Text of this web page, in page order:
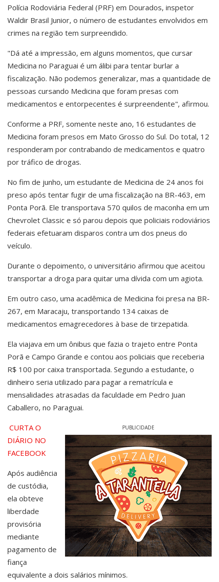
Polícia Rodoviária Federal (PRF) em Dourados, inspetor
Waldir Brasil Junior, o número de estudantes envolvidos em
crimes na região tem surpreendido.
"Dá até a impressão, em alguns momentos, que cursar
Medicina no Paraguai é um álibi para tentar burlar a
fiscalização. Não podemos generalizar, mas a quantidade de
pessoas cursando Medicina que foram presas com
medicamentos e entorpecentes é surpreendente", afirmou.
Conforme a PRF, somente neste ano, 16 estudantes de
Medicina foram presos em Mato Grosso do Sul. Do total, 12
responderam por contrabando de medicamentos e quatro
por tráfico de drogas.
No fim de junho, um estudante de Medicina de 24 anos foi
preso após tentar fugir de uma fiscalização na BR-463, em
Ponta Porã. Ele transportava 570 quilos de maconha em um
Chevrolet Classic e só parou depois que policiais rodoviários
federais efetuaram disparos contra um dos pneus do
veículo.
Durante o depoimento, o universitário afirmou que aceitou
transportar a droga para quitar uma dívida com um agiota.
Em outro caso, uma acadêmica de Medicina foi presa na BR-
267, em Maracaju, transportando 134 caixas de
medicamentos emagrecedores à base de tirzepatida.
Ela viajava em um ônibus que fazia o trajeto entre Ponta
Porã e Campo Grande e contou aos policiais que receberia
R$ 100 por caixa transportada. Segundo a estudante, o
dinheiro seria utilizado para pagar a rematrícula e
mensalidades atrasadas da faculdade em Pedro Juan
Caballero, no Paraguai.
PUBLICIDADE
CURTA O
DIÁRIO NO
FACEBOOK
Após audiência
de custódia,
ela obteve
liberdade
provisória
mediante
pagamento de
fiança
equivalente a dois salários mínimos.